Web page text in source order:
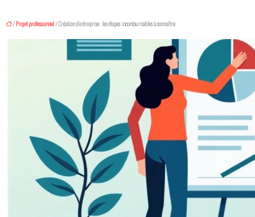
/Projet professionnel/ Création d’entreprise : les étapes incontournables à connaître